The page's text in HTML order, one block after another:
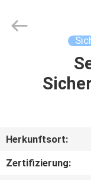
VR
SHOW
Herkunftsort:
Zertifizierung: